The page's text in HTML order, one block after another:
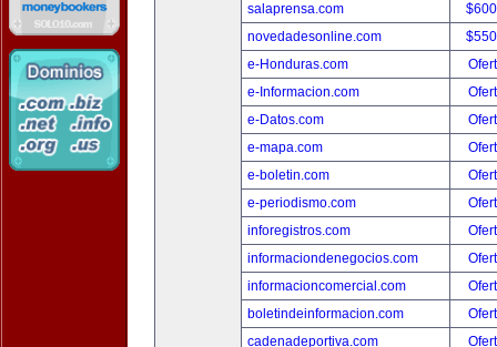
salaprensa.com
novedadesonline.com
e-Honduras.com
e-Informacion.com
e-Datos.com
e-mapa.com
e-boletin.com
e-periodismo.com
inforegistros.com
informaciondenegocios.com
informacioncomercial.com
boletindeinformacion.com
cadenadeportiva.com